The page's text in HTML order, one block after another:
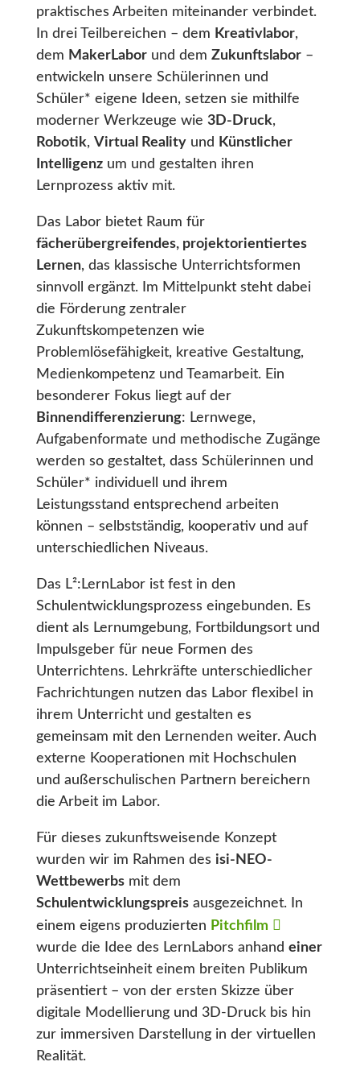
praktisches Arbeiten miteinander verbindet.
In drei Teilbereichen – dem Kreativlabor,
dem MakerLaborund dem Zukunftslabor–
entwickeln unsere Schülerinnen und
Schüler* eigene Ideen, setzen sie mithilfe
moderner Werkzeuge wie 3D-Druck,
Robotik, Virtual Realityund Künstlicher
Intelligenzum und gestalten ihren
Lernprozess aktiv mit.
Das Labor bietet Raum für
fächerübergreifendes, projektorientiertes
Lernen, das klassische Unterrichtsformen
sinnvoll ergänzt. Im Mittelpunkt steht dabei
die Förderung zentraler
Zukunftskompetenzen wie
Problemlösefähigkeit, kreative Gestaltung,
Medienkompetenz und Teamarbeit. Ein
besonderer Fokus liegt auf der
Binnendifferenzierung: Lernwege,
Aufgabenformate und methodische Zugänge
werden so gestaltet, dass Schülerinnen und
Schüler* individuell und ihrem
Leistungsstand entsprechend arbeiten
können – selbstständig, kooperativ und auf
unterschiedlichen Niveaus.
Das L²:LernLabor ist fest in den
Schulentwicklungsprozess eingebunden. Es
dient als Lernumgebung, Fortbildungsort und
Impulsgeber für neue Formen des
Unterrichtens. Lehrkräfte unterschiedlicher
Fachrichtungen nutzen das Labor flexibel in
ihrem Unterricht und gestalten es
gemeinsam mit den Lernenden weiter. Auch
externe Kooperationen mit Hochschulen
und außerschulischen Partnern bereichern
die Arbeit im Labor.
Für dieses zukunftsweisende Konzept
wurden wir im Rahmen des isi-NEO-
Wettbewerbsmit dem
Schulentwicklungspreisausgezeichnet. In
einem eigens produzierten Pitchfilm
wurde die Idee des LernLabors anhand einer
Unterrichtseinheit einem breiten Publikum
präsentiert – von der ersten Skizze über
digitale Modellierung und 3D-Druck bis hin
zur immersiven Darstellung in der virtuellen
Realität.